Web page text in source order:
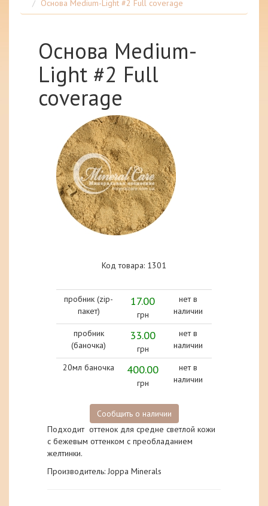
Основа Medium-Light #2 Full coverage
Основа Medium-
Light #2 Full
coverage
Код товара: 1301
пробник (zip-
пакет)
17.00
грн
нет в
наличии
пробник
(баночка)
33.00
грн
нет в
наличии
20мл баночка 400.00
грн
нет в
наличии
Сообщить о наличии
Подходит оттенок для средне светлой кожи
с бежевым оттенком с преобладанием
желтинки.
Производитель: Joppa Minerals